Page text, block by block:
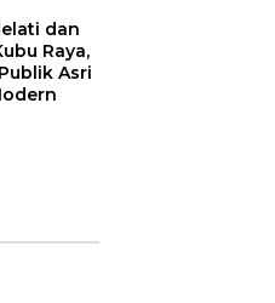
dan
Raya,
Asri